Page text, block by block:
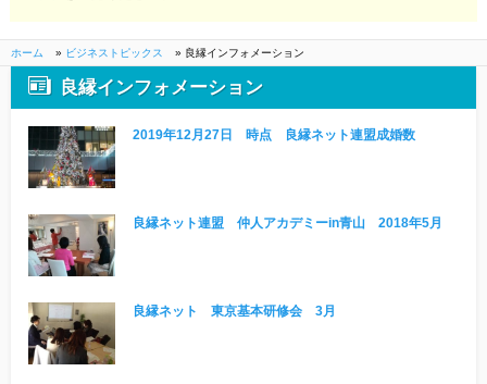
る質問
開業支援
他社との違い
お金のこと
一般のよくある質問
ホーム » ビジネストピックス » 良縁インフォメーション
良縁インフォメーション
2019年12月27日 時点 良縁ネット連盟成婚数
良縁ネット連盟 仲人アカデミーin青山 2018年5月
良縁ネット 東京基本研修会 3月